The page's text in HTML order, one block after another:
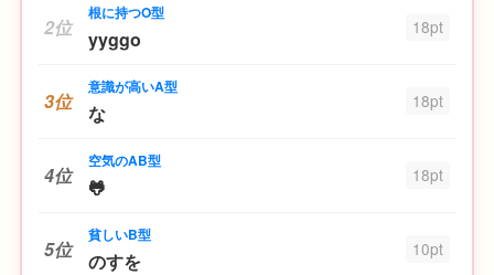
2位
根に持つO型
yyggo 18pt
3位
意識が高いA型
な 18pt
4位
空気のAB型
🐸 18pt
5位
貧しいB型
のすを 10pt